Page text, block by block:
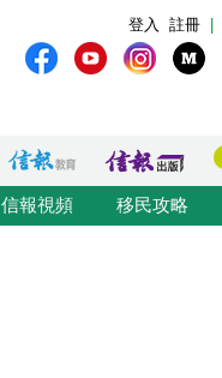
註冊
登入
信報視頻 移民攻略